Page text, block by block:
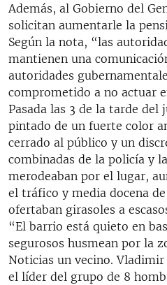
Además, al Gobierno del
solicitan aumentarle la
Según la nota, “las
mantienen una
autoridades
comprometido a no actuar
Pasada las 3 de la tarde del
pintado de un fuerte color
cerrado al público y un
combinadas de la policía y
merodeaban por el lugar,
el tráfico y media docena
ofertaban girasoles a
“El barrio está quieto en
segurosos husmean por la
Noticias un vecino. Vladimir
el líder del grupo de 8